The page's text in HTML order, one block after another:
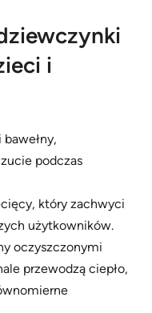
i
podczas
który zachwyci
użytkowników.
oczyszczonymi
przewodzą ciepło,